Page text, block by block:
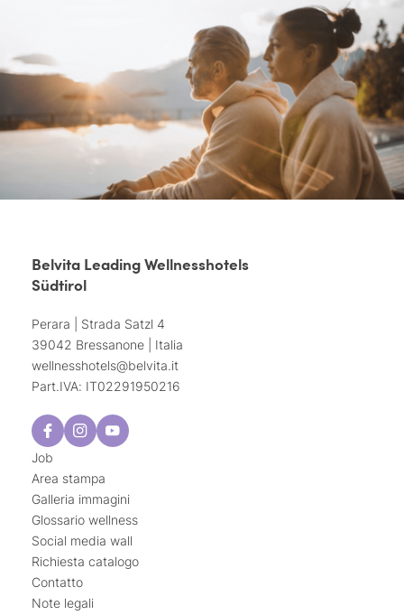
Belvita Leading Wellnesshotels
Südtirol
Perara | Strada Satzl 4
39042 Bressanone | Italia
wellnesshotels@belvita.it
Part.IVA: IT02291950216
Job
Area stampa
Galleria immagini
Glossario wellness
Social media wall
Richiesta catalogo
Contatto
Note legali